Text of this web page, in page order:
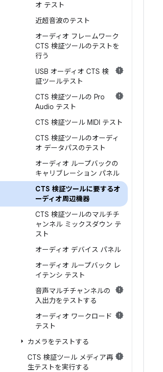
オ テスト
近超音波のテスト
オーディオ フレームワーク
CTS 検証ツールのテストを
行う
USB オーディオ CTS 検
証ツールテスト
CTS 検証ツールの Pro
Audio テスト
CTS 検証ツール MIDI テスト
CTS 検証ツールのオーディ
オ データパスのテスト
オーディオ ループバックの
キャリブレーション パネル
CTS 検証ツールに要するオ
ーディオ周辺機器
CTS 検証ツールのマルチチ
ャンネル ミックスダウン テ
スト
オーディオ デバイス パネル
オーディオ ループバック レ
イテンシ テスト
音声マルチチャンネルの
入出力をテストする
オーディオ ワークロード
テスト
カメラをテストする
CTS 検証ツール メディア再
生テストを実行する